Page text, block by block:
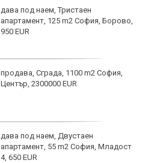
дава под наем, Тристаен
апартамент, 125 m2 София, Борово,
950 EUR
продава, Сграда, 1100 m2 София,
Център, 2300000 EUR
дава под наем, Двустаен
апартамент, 55 m2 София, Младост
4, 650 EUR